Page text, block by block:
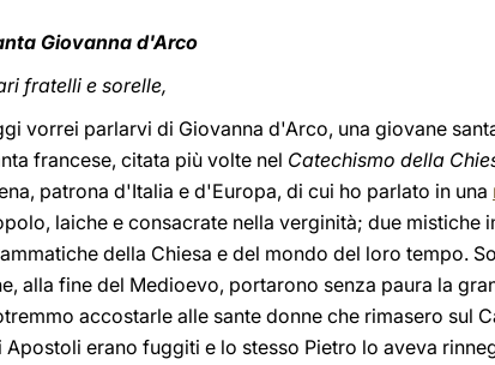
Giovanna d'Arco
fratelli e sorelle,
vorrei parlarvi di Giovanna d'Arco, una giovane
francese, citata più volte nel Catechismo della
patrona d'Italia e d'Europa, di cui ho parlato in una
laiche e consacrate nella verginità; due mistiche
della Chiesa e del mondo del loro tempo.
alla fine del Medioevo, portarono senza paura la
accostarle alle sante donne che rimasero sul
Apostoli erano fuggiti e lo stesso Pietro lo aveva